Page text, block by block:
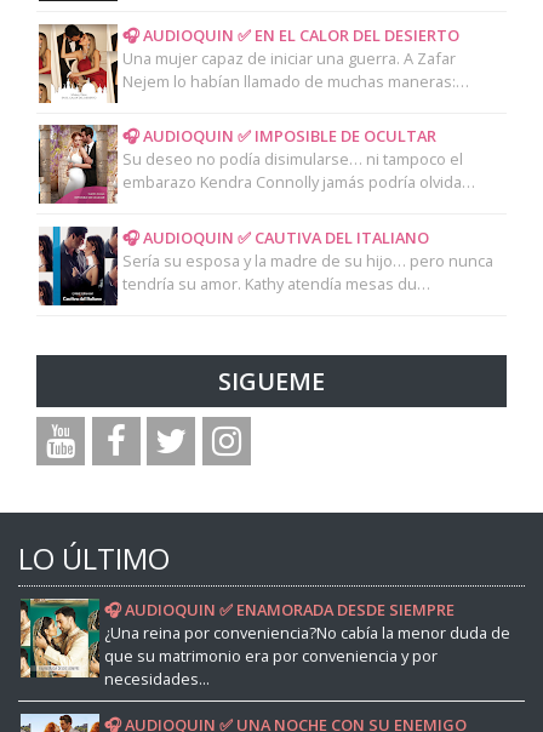
🎧 AUDIOQUIN ✅ EN EL CALOR DEL DESIERTO
Una mujer capaz de iniciar una guerra. A Zafar
Nejem lo habían llamado de muchas maneras:…
🎧 AUDIOQUIN ✅ IMPOSIBLE DE OCULTAR
Su deseo no podía disimularse… ni tampoco el
embarazo Kendra Connolly jamás podría olvida…
🎧 AUDIOQUIN ✅ CAUTIVA DEL ITALIANO
Sería su esposa y la madre de su hijo… pero nunca
tendría su amor. Kathy atendía mesas du…
SIGUEME
LO ÚLTIMO
🎧 AUDIOQUIN ✅ ENAMORADA DESDE SIEMPRE
¿Una reina por conveniencia?No cabía la menor duda de
que su matrimonio era por conveniencia y por
necesidades...
🎧 AUDIOQUIN ✅ UNA NOCHE CON SU ENEMIGO